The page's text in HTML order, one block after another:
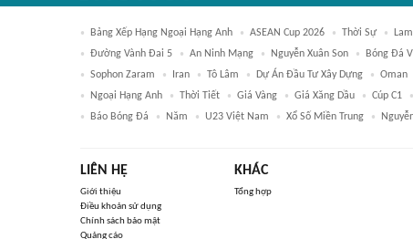
Bảng Xếp Hạng Ngoại Hạng Anh ASEAN Cup 2026 Thời Sự
Đường Vành Đai 5
An Ninh Mạng Nguyễn Xuân Son Bóng Đá
Sophon Zaram
Iran Tô Lâm Dự Án Đầu Tư Xây Dựng Oman
Ngoại Hạng Anh
Thời Tiết Giá Vàng Giá Xăng Dầu Cúp C1
Báo Bóng Đá
Năm U23 Việt Nam Xổ Số Miền Trung
LIÊN HỆ
Giới thiệu
Điều khoản sử dụng
Chính sách bảo mật
Quảng cáo
KHÁC
Tổng hợp